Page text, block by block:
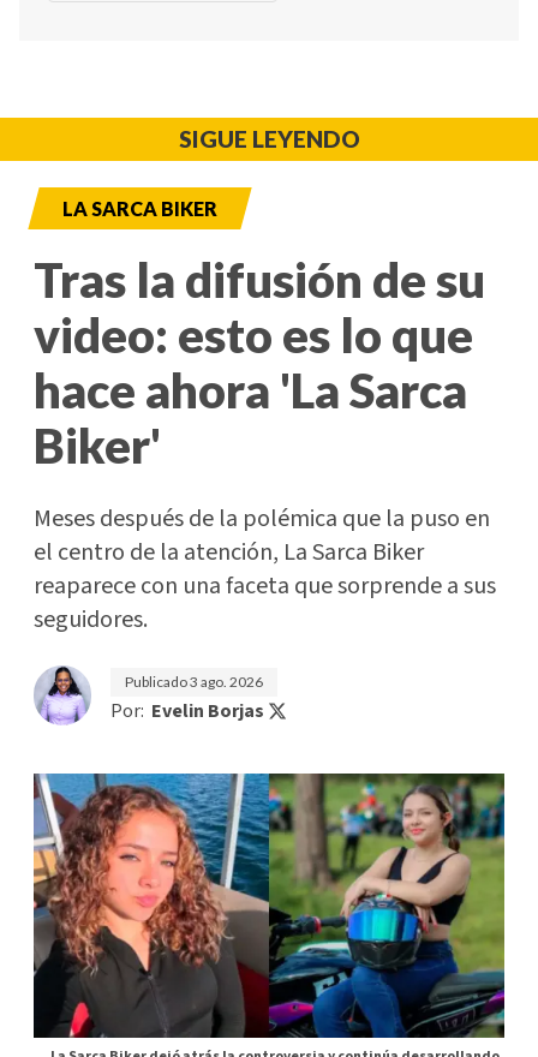
SIGUE LEYENDO
LA SARCA BIKER
Tras la difusión de su
video: esto es lo que
hace ahora 'La Sarca
Biker'
Meses después de la polémica que la puso en
el centro de la atención, La Sarca Biker
reaparece con una faceta que sorprende a sus
seguidores.
Publicado3 ago. 2026
Por: Evelin Borjas